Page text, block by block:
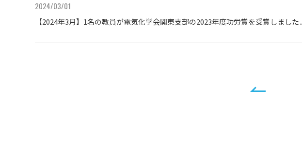
2024/03/01
【2024年3月】1名の教員が電気化学会関東支部の2023年度功労賞を受賞しました．